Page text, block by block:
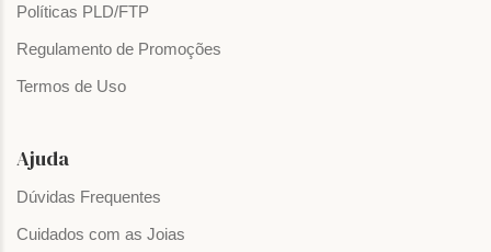
Políticas PLD/FTP
Regulamento de Promoções
Termos de Uso
Ajuda
Dúvidas Frequentes
Cuidados com as Joias